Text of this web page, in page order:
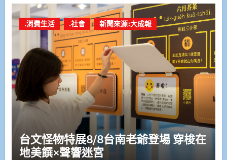
.消費生活 .社會 新聞來源:大成報
台文怪物特展8/8台南老爺登場 穿梭在
地美饌×聲響迷宮